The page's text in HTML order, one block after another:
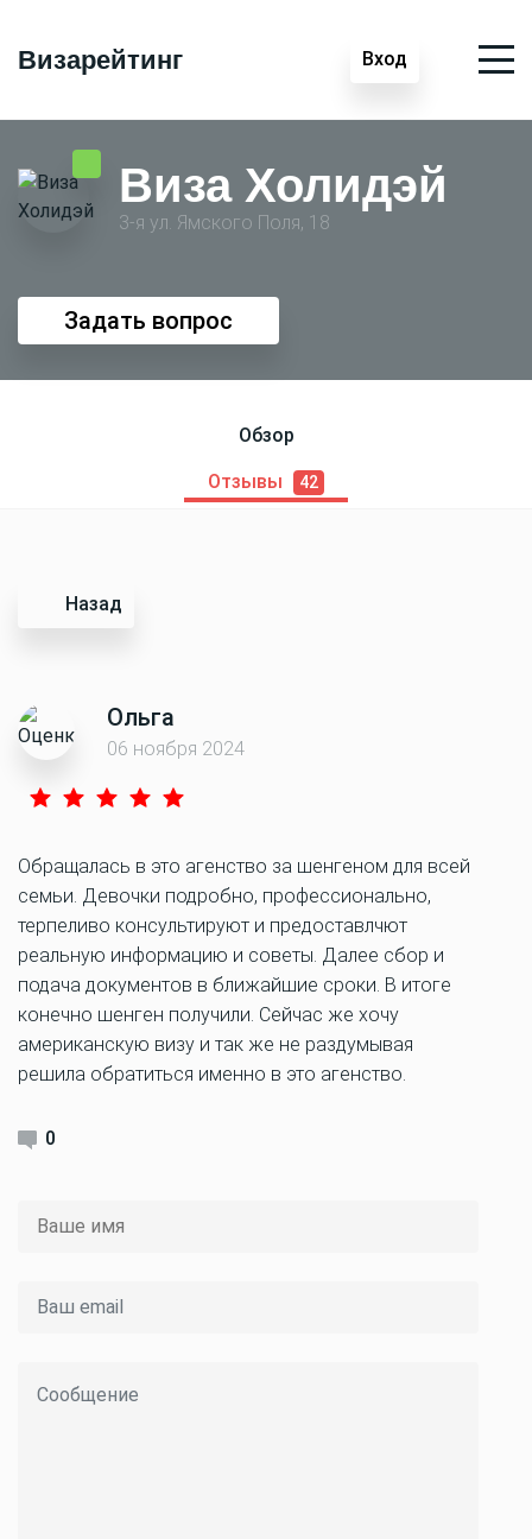
Визарейтинг Вход
Виза Холидэй
3-я ул. Ямского Поля, 18
Задать вопрос
Обзор
Отзывы 42
Назад
Ольга
06 ноября 2024
Обращалась в это агенство за шенгеном для всей
семьи. Девочки подробно, профессионально,
терпеливо консультируют и предоставлчют
реальную информацию и советы. Далее сбор и
подача документов в ближайшие сроки. В итоге
конечно шенген получили. Сейчас же хочу
американскую визу и так же не раздумывая
решила обратиться именно в это агенство.
0